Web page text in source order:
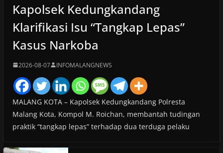
Kapolsek Kedungkandang
Klarifikasi Isu “Tangkap Lepas”
Kasus Narkoba
2026-08-07 INFOMALANGNEWS
MALANG KOTA – Kapolsek Kedungkandang Polresta
Malang Kota, Kompol M. Roichan, membantah tudingan
praktik “tangkap lepas” terhadap dua terduga pelaku